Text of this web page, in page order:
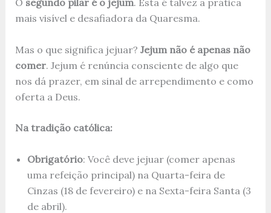
O segundo pilar é o jejum. Esta é talvez a prática
mais visível e desafiadora da Quaresma.
Mas o que significa jejuar? Jejum não é apenas não
comer. Jejum é renúncia consciente de algo que
nos dá prazer, em sinal de arrependimento e como
oferta a Deus.
Na tradição católica:
Obrigatório: Você deve jejuar (comer apenas
uma refeição principal) na Quarta-feira de
Cinzas (18 de fevereiro) e na Sexta-feira Santa (3
de abril).